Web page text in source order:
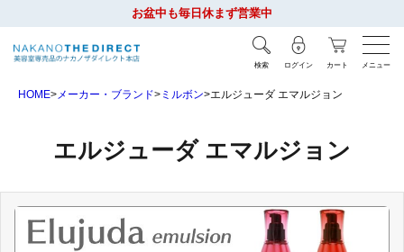
お盆中も毎日休まず営業中
検索 ログイン カート メニュー
HOME メーカー・ブランド ミルボン エルジューダ エマルジョン
エルジューダ エマルジョン